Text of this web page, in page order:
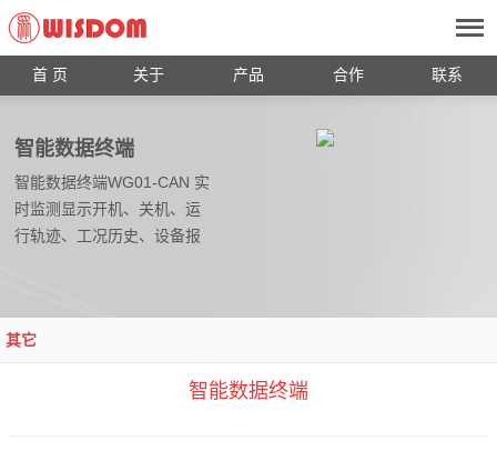
首 页 关于 产品 合作 联系
智能数据终端
智能数据终端WG01-CAN 实
时监测显示开机、关机、运
行轨迹、工况历史、设备报
线、连接异常、模块故障等
提示..
其它
智能数据终端